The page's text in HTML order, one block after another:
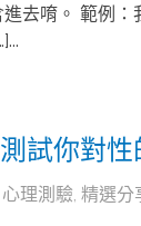
去唷。 範例
試你對
心理測驗,精選分